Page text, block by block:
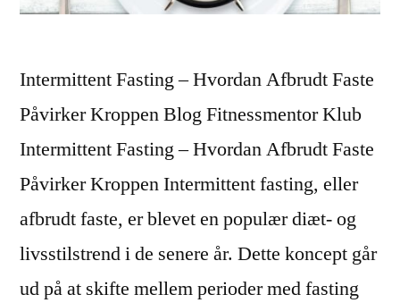
Intermittent Fasting – Hvordan Afbrudt Faste
Påvirker Kroppen Blog Fitnessmentor Klub
Intermittent Fasting – Hvordan Afbrudt Faste
Påvirker Kroppen Intermittent fasting, eller
afbrudt faste, er blevet en populær diæt- og
livsstilstrend i de senere år. Dette koncept går
ud på at skifte mellem perioder med fasting